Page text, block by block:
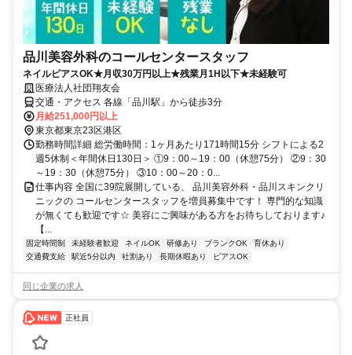
品川美容外科のコールセンタースタッフ
ネイルピアスOK★月収30万円以上★残業月1H以下★未経験可
医療法人社団翔友会
交通・アクセス 各線「品川駅」から徒歩3分
月給251,000円以上
東京都東京23区港区
勤務時間詳細 総労働時間：1ヶ月あたり171時間15分 シフトによる2
週5休制＜年間休日130日＞ ①9：00～19：00（休憩75分） ②9：30
～19：30（休憩75分） ③10：00～20：0...
仕事内容 全国に39院展開している、 品川美容外科・品川スキンクリ
ニックの コールセンタースタッフを増員募集中です！ 専門的な知識
が無くても歓迎です☆ 美容にご興味がある方をお待ちしております♪
【...
固定時間制 未経験者歓迎 ネイルOK 研修あり ブランクOK
育休あり
交通費支給
駅近5分以内 社割あり 長期休暇あり ピアスOK
同じ企業の求人
正社員